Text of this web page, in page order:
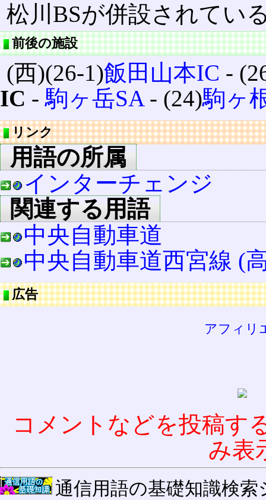
松川BSが併設されてい
前後の施設
(西)(26-1)飯田山本IC ‐
IC ‐駒ヶ岳SA‐ (24)駒ヶ
リンク
用語の所属
インターチェンジ
関連する用語
中央自動車道
中央自動車道西宮線 (
広告
アフィリ
コメントなどを投稿す
み表
通信用語の基礎知識検索